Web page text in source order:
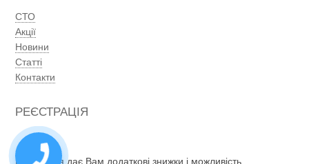
СТО
Акції
Новини
Статті
Контакти
РЕЄСТРАЦІЯ
Реєстрація дає Вам додаткові знижки і можливість